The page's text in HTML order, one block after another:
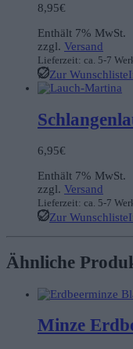
8,95€
Enthält 7% MwSt.
zzgl. Versand
Lieferzeit: ca. 5-7
Zur Wunschliste
6,95€
Enthält 7% MwSt.
zzgl. Versand
Lieferzeit: ca. 5-7
Zur Wunschliste
Ähnliche
Minze